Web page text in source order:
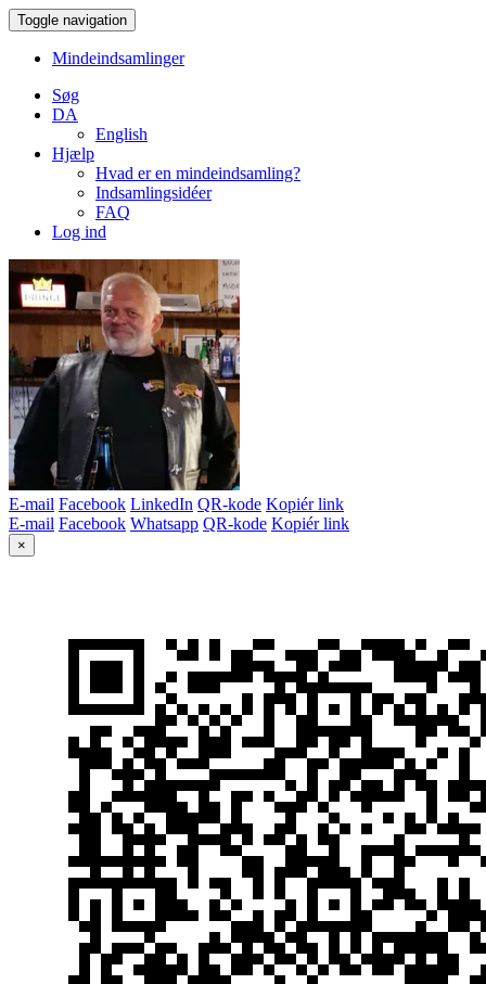
Toggle navigation
Mindeindsamlinger
Søg
DA
English
Hjælp
Hvad er en mindeindsamling?
Indsamlingsidéer
FAQ
Log ind
E-mail Facebook LinkedIn QR-kode Kopiér link
E-mail Facebook Whatsapp QR-kode Kopiér link
×